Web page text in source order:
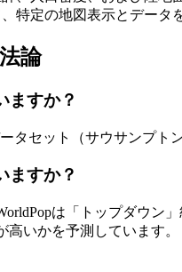
特定の地図表示とデータ
論
ますか？
タセット（サウサンプト
ますか？
は「トップダウン
いかを予測しています。